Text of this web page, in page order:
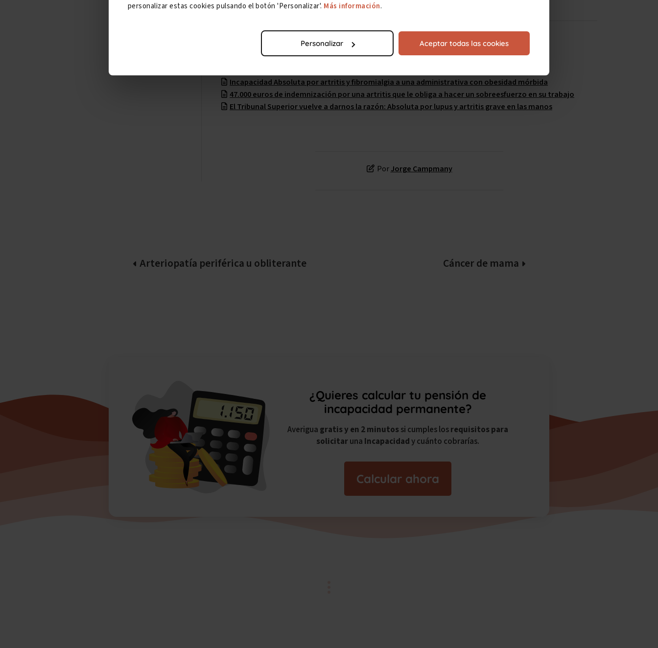
personalizar estas cookies pulsando el botón 'Personalizar'. Más información.
Personalizar Aceptar todas las cookies
Sentencias relacionadas
Incapacidad Absoluta por artritis y fibromialgia a una administrativa con obesidad mórbida
47.000 euros de indemnización por una artritis que le obliga a hacer un sobreesfuerzo en su trabajo
El Tribunal Superior vuelve a darnos la razón: Absoluta por lupus y artritis grave en las manos
PorJorge Campmany
Arteriopatía periférica u obliterante Cáncer de mama
¿Quieres calcular tu pensión de
incapacidad permanente?
Averigua gratis y en 2 minutos si cumples losrequisitos para
solicitaruna Incapacidady cuánto cobrarías.
Calcular ahora